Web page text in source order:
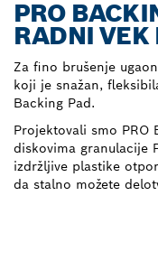
PRO
RADNI VEK
Za fino brušenje
koji je snažan,
Backing Pad.
Projektovali smo PRO
diskovima granulacije
izdržljive plastike
da stalno možete